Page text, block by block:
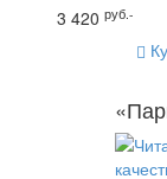
3 420руб.-